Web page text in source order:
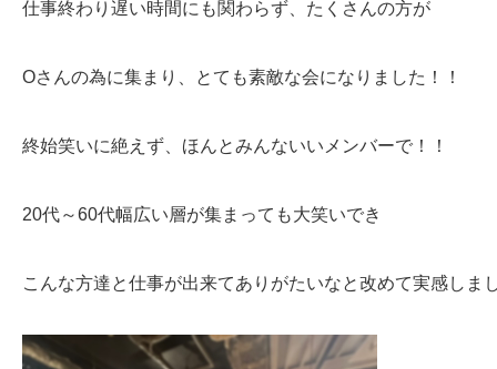
仕事終わり遅い時間にも関わらず、たくさんの方が
Oさんの為に集まり、とても素敵な会になりました！！
終始笑いに絶えず、ほんとみんないいメンバーで！！
20代～60代幅広い層が集まっても大笑いでき
こんな方達と仕事が出来てありがたいなと改めて実感しま